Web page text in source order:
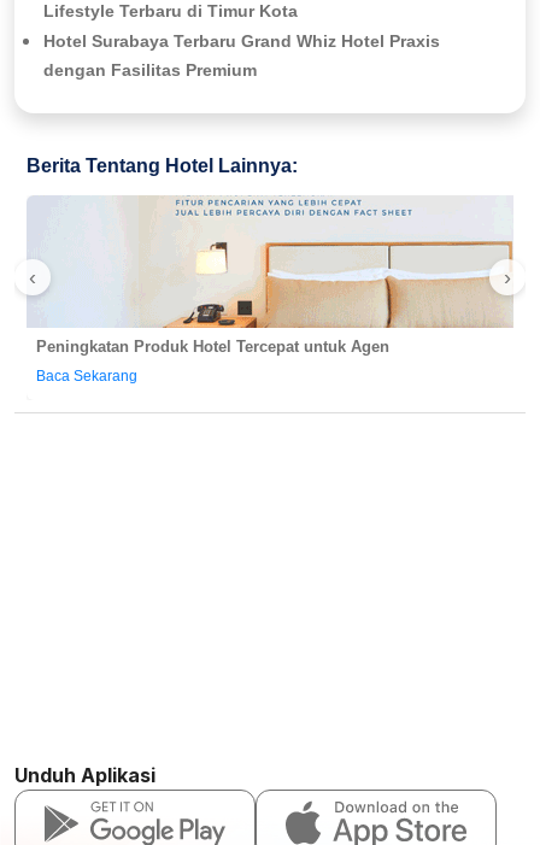
Lifestyle Terbaru di Timur Kota
Hotel Surabaya Terbaru Grand Whiz Hotel Praxis
dengan Fasilitas Premium
Berita Tentang Hotel Lainnya:
‹ ›
Peningkatan Produk Hotel Tercepat untuk Agen
Baca Sekarang
Unduh Aplikasi